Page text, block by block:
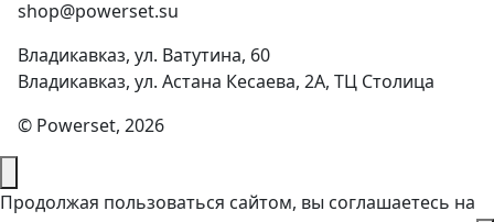
shop@powerset.su
Владикавказ, ул. Ватутина, 60
Владикавказ, ул. Астана Кесаева, 2А, ТЦ Столица
© Powerset, 2026
Продолжая пользоваться сайтом, вы соглашаетесь на